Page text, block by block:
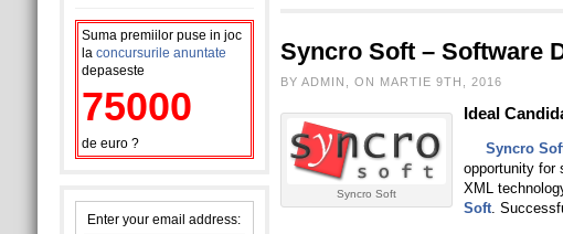
Suma premiilor puse in joc
la concursurile anuntate
depaseste
75000
de euro ?
Enter your email address:
Syncro Soft – Software
BY ADMIN, ON MARTIE 9TH, 2016
Syncro Soft
Ideal
Syncro
opportunity for
XML
Soft.